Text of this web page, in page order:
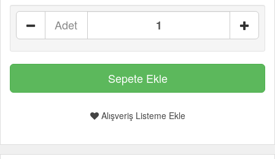
Adet
Alışveriş Listeme Ekle